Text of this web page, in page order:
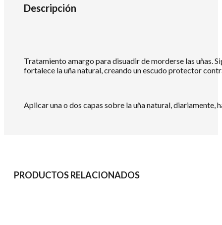
Descripción
Tratamiento amargo para disuadir de morderse las uñas.
fortalece la uña natural, creando un escudo protector
Aplicar una o dos capas sobre la uña natural, diariamente,
PRODUCTOS RELACIONADOS